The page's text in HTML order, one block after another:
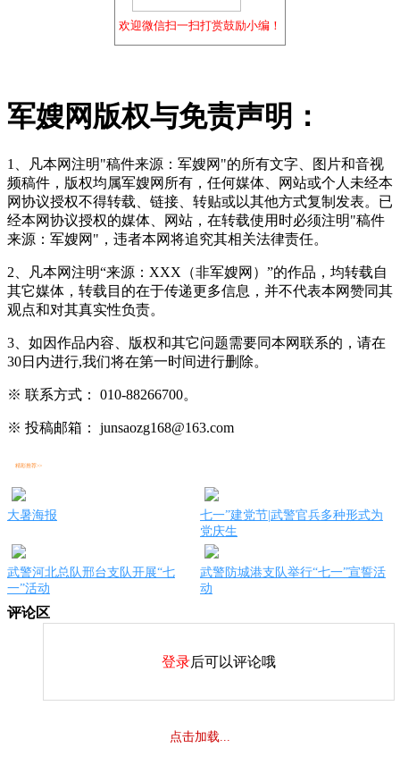
欢迎微信扫一扫打赏鼓励小编！
军嫂网版权与免责声明：
1、凡本网注明"稿件来源：军嫂网"的所有文字、图片和音视
频稿件，版权均属军嫂网所有，任何媒体、网站或个人未经本
网协议授权不得转载、链接、转贴或以其他方式复制发表。已
经本网协议授权的媒体、网站，在转载使用时必须注明"稿件
来源：军嫂网"，违者本网将追究其相关法律责任。
2、凡本网注明“来源：XXX（非军嫂网）”的作品，均转载自
其它媒体，转载目的在于传递更多信息，并不代表本网赞同其
观点和对其真实性负责。
3、如因作品内容、版权和其它问题需要同本网联系的，请在
30日内进行,我们将在第一时间进行删除。
※ 联系方式： 010-88266700。
※ 投稿邮箱： junsaozg168@163.com
精彩推荐>>
大暑海报
七一”建党节|武警官兵多种形式为
党庆生
武警河北总队邢台支队开展“七
一”活动
武警防城港支队举行“七一”宣誓活
动
评论区
登录后可以评论哦
点击加载...